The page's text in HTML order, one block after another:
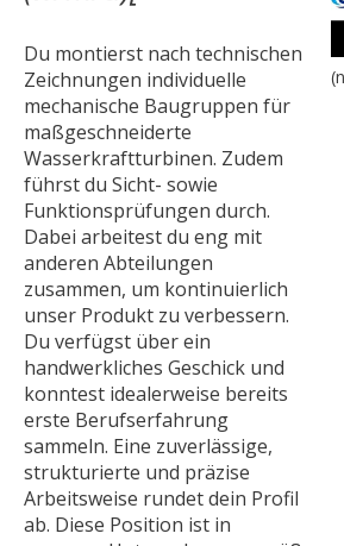
Du montierst nach technischen
Zeichnungen individuelle
mechanische Baugruppen für
maßgeschneiderte
Wasserkraftturbinen. Zudem
führst du Sicht- sowie
Funktionsprüfungen durch.
Dabei arbeitest du eng mit
anderen Abteilungen
zusammen, um kontinuierlich
unser Produkt zu verbessern.
Du verfügst über ein
handwerkliches Geschick und
konntest idealerweise bereits
erste Berufserfahrung
sammeln. Eine zuverlässige,
strukturierte und präzise
Arbeitsweise rundet dein Profil
ab. Diese Position ist in